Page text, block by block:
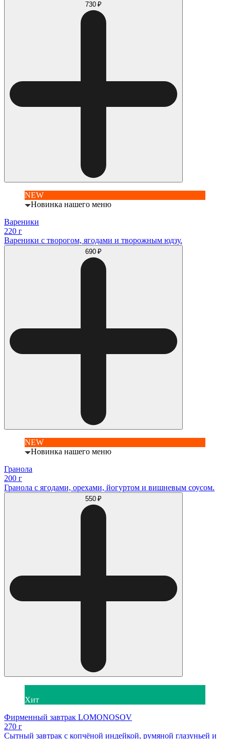
730 ₽
NEW
Новинка нашего меню
Вареники
220 г
Вареники с творогом, ягодами и творожным юдзу.
690 ₽
NEW
Новинка нашего меню
Гранола
200 г
Гранола с ягодами, орехами, йогуртом и вишневым соусом.
550 ₽
Хит
Фирменный завтрак LOMONOSOV
270 г
Сытный завтрак с копчёной индейкой, румяной глазуньей и